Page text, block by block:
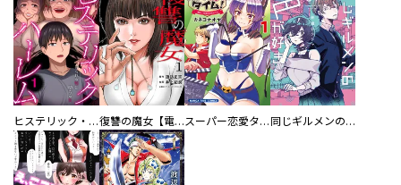
ヒステリック・ハーレム～搾られる男と堕ちる女～【電子単行本版】 復讐の魔女【電子単行本版】 スーパー恋愛タイム！～現場でドＳな彼女は自宅でデレる～ 同じギルメンの声が好き